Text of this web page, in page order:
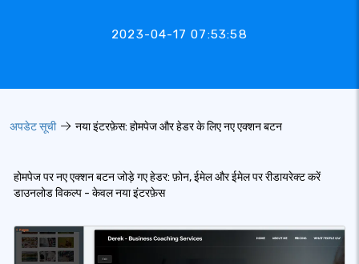
2023-04-17 07:53:58
अपडेट सूची नया इंटरफ़ेस: होमपेज और हेडर के लिए नए एक्शन बटन
होमपेज पर नए एक्शन बटन जोड़े गए हेडर: फ़ोन, ईमेल और ईमेल पर रीडायरेक्ट करें
डाउनलोड विकल्प - केवल नया इंटरफ़ेस